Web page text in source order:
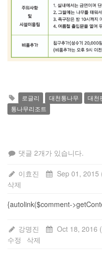
로글리 대천통나무 대천
통나무리조트
댓글 2개가 있습니다.
이효진 Sep 01, 2015
삭제
{autolink($comment-
강명진 Oct 18, 2016
수정
삭제